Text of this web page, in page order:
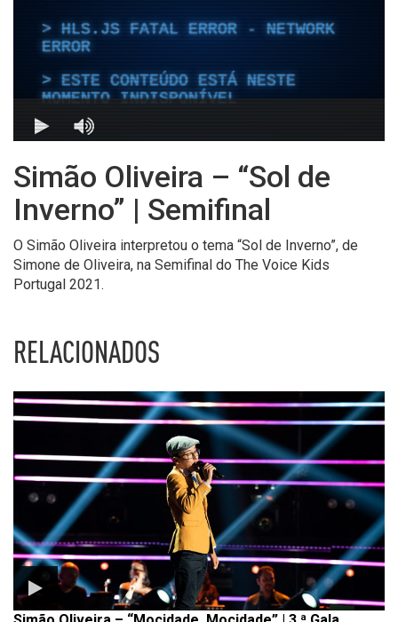
Simão Oliveira – “Sol de
Inverno” | Semifinal
O Simão Oliveira interpretou o tema “Sol de Inverno”, de
Simone de Oliveira, na Semifinal do The Voice Kids
Portugal 2021.
RELACIONADOS